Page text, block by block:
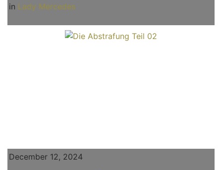
in Lady Mercedes
December 12, 2024